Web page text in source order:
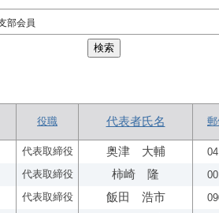
部会員
役職 代表者氏名
代表取締役 奥津 大輔
代表取締役 柿崎 隆
代表取締役 飯田 浩市